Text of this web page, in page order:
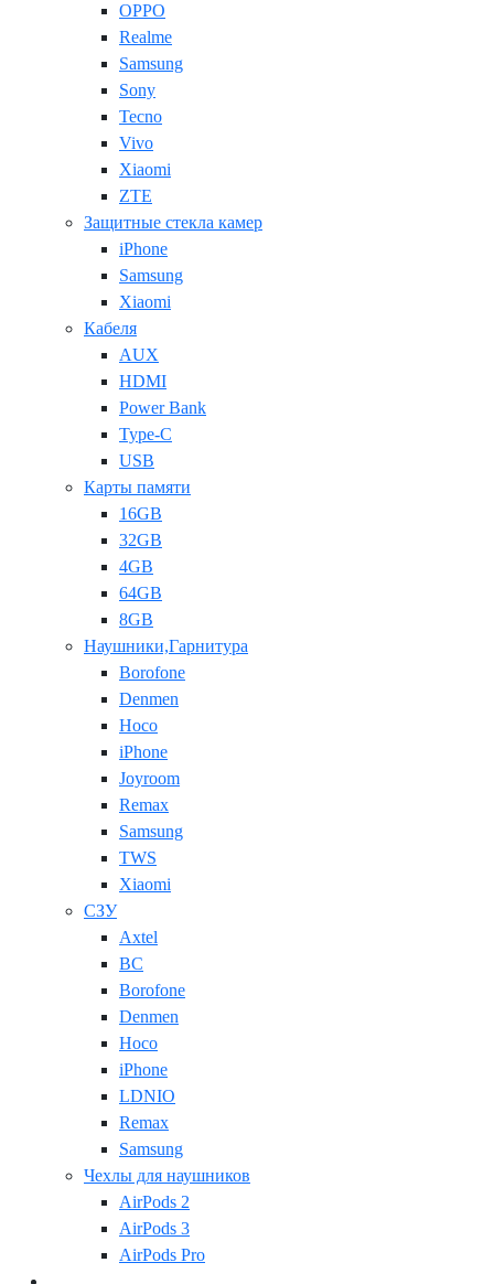
OPPO
Realme
Samsung
Sony
Tecno
Vivo
Xiaomi
ZTE
Защитные стекла камер
iPhone
Samsung
Xiaomi
Кабеля
AUX
HDMI
Power Bank
Type-C
USB
Карты памяти
16GB
32GB
4GB
64GB
8GB
Наушники,Гарнитура
Borofone
Denmen
Hoco
iPhone
Joyroom
Remax
Samsung
TWS
Xiaomi
СЗУ
Axtel
BC
Borofone
Denmen
Hoco
iPhone
LDNIO
Remax
Samsung
Чехлы для наушников
AirPods 2
AirPods 3
AirPods Pro